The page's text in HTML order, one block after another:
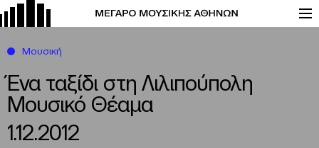
Ένα ταξίδι στη Λιλιπούπολη
Μουσικό Θέαμα
1.12.2012
Μουσική